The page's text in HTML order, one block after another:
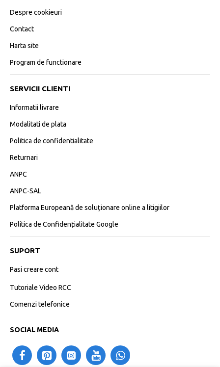
Despre cookieuri
Contact
Harta site
Program de functionare
SERVICII CLIENTI
Informatii livrare
Modalitati de plata
Politica de confidentialitate
Returnari
ANPC
ANPC-SAL
Platforma Europeană de soluționare online a litigiilor
Politica de Confidențialitate Google
SUPORT
Pasi creare cont
Tutoriale Video RCC
Comenzi telefonice
SOCIAL MEDIA